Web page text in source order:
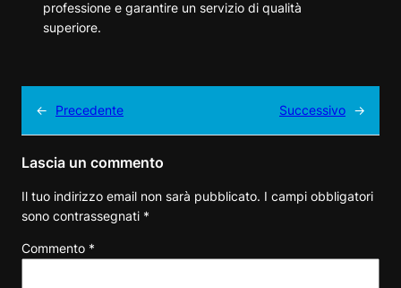
professione e garantire un servizio di qualità
superiore.
← Precedente Successivo →
Lascia un commento
Il tuo indirizzo email non sarà pubblicato. I campi obbligatori
sono contrassegnati *
Commento *